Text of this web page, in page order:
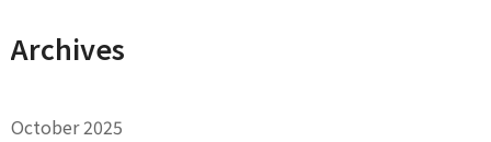
Archives
October 2025